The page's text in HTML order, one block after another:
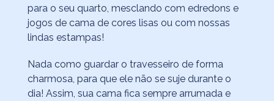
para o seu quarto, mesclando com edredons e
jogos de cama de cores lisas ou com nossas
lindas estampas!
Nada como guardar o travesseiro de forma
charmosa, para que ele não se suje durante o
dia! Assim, sua cama fica sempre arrumada e